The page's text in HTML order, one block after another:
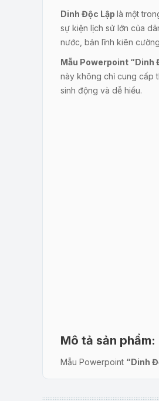
Dinh Độc Lập là một
sự kiện lịch sử lớn của
nước, bản lĩnh kiên
Mẫu Powerpoint “Dinh
này không chỉ cung cấp
sinh động và dễ hiểu.
Mô tả sản phẩm:
Mẫu Powerpoint “Dinh